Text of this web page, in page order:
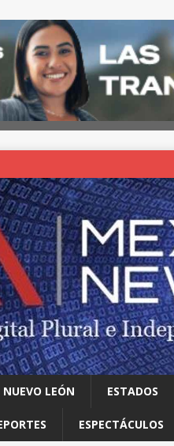
NUEVO LEÓN ESTADOS
ESPECTÁCULOS